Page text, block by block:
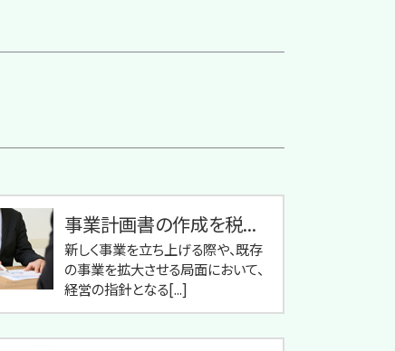
事業計画書の作成を税...
新しく事業を立ち上げる際や、既存
の事業を拡大させる局面において、
経営の指針となる[...]